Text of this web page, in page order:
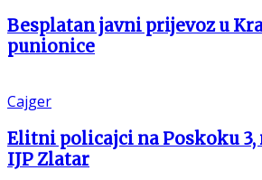
Besplatan javni prijevoz u
punionice
Cajger
Elitni policajci na Poskoku 3,
IJP Zlatar